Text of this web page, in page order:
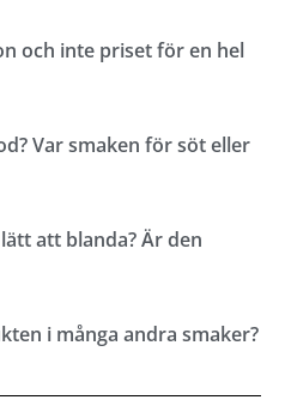
och inte priset för en hel
Var smaken för söt eller
att blanda? Är den
i många andra smaker?